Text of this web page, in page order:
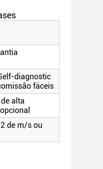
diagnostic
fáceis
alta
de m/s ou